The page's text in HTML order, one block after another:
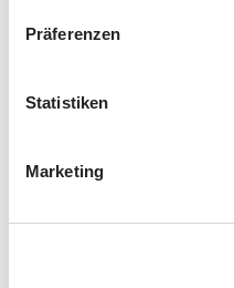
Präferenzen
Statistiken
Marketing